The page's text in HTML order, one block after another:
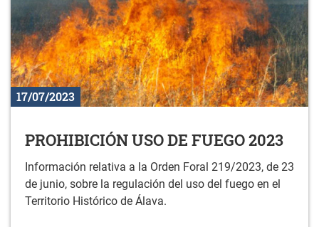
17/07/2023
PROHIBICIÓN USO DE FUEGO 2023
Información relativa a la Orden Foral 219/2023, de 23
de junio, sobre la regulación del uso del fuego en el
Territorio Histórico de Álava.